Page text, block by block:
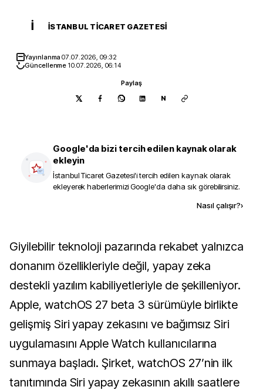
İ İSTANBUL TICARET GAZETESI
Yayınlanma07.07.2026, 09:32
Güncellenme 10.07.2026, 06:14
Paylaş
N
Google'da bizi tercih edilen kaynak olarak
ekleyin
İstanbul Ticaret Gazetesi'i tercih edilen kaynak olarak
ekleyerek haberlerimizi Google'da daha sık görebilirsiniz.
Nasıl çalışır?›
Giyilebilir teknoloji pazarında rekabet yalnızca
donanım özellikleriyle değil, yapay zeka
destekli yazılım kabiliyetleriyle de şekilleniyor.
Apple, watchOS 27 beta 3 sürümüyle birlikte
gelişmiş Siri yapay zekasını ve bağımsız Siri
uygulamasını Apple Watch kullanıcılarına
sunmaya başladı. Şirket, watchOS 27’nin ilk
tanıtımında Siri yapay zekasının akıllı saatlere